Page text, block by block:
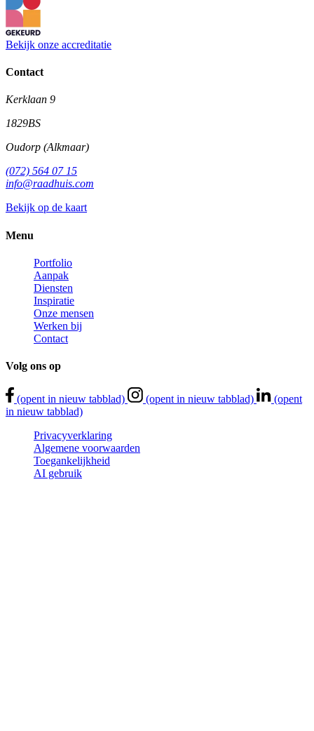
Bekijk onze accreditatie
Contact
Kerklaan 9
1829BS
Oudorp (Alkmaar)
(072) 564 07 15
info@raadhuis.com
Bekijk op de kaart
Menu
Portfolio
Aanpak
Diensten
Inspiratie
Onze mensen
Werken bij
Contact
Volg ons op
(opent in nieuw tabblad) (opent in nieuw tabblad)
(opent
in nieuw tabblad)
Privacyverklaring
Algemene voorwaarden
Toegankelijkheid
AI gebruik